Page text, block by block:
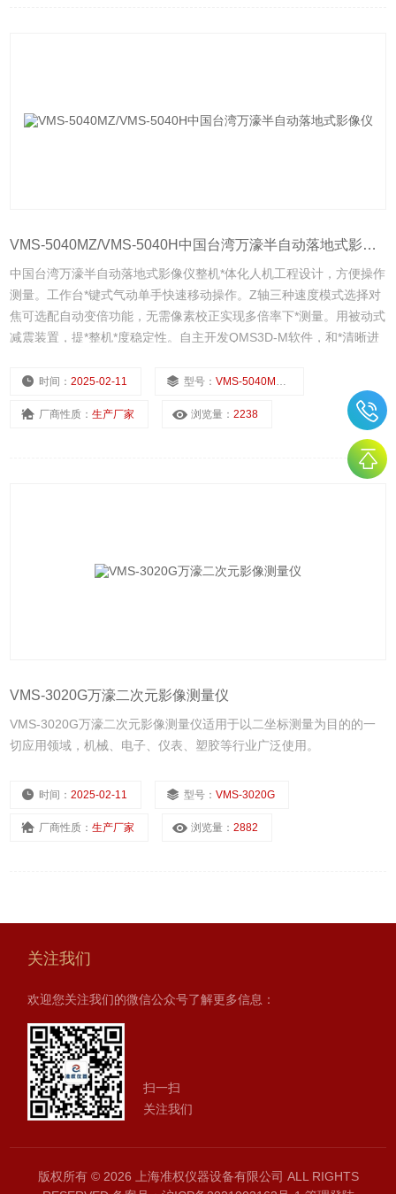
VMS-5040MZ/VMS-5040H中国台湾万濠半自动落地式影像仪
中国台湾万濠半自动落地式影像仪整机*体化人机工程设计，方便操作
测量。工作台*键式气动单手快速移动操作。Z轴三种速度模式选择对
焦可选配自动变倍功能，无需像素校正实现多倍率下*测量。用被动式
减震装置，提*整机*度稳定性。自主开发QMS3D-M软件，和*清晰进
适应复杂的工件测量。
时间：2025-02-11 型号：VMS-5040MZ/VMS-5040H
厂商性质：生产厂家 浏览量：2238
VMS-3020G万濠二次元影像测量仪
VMS-3020G万濠二次元影像测量仪适用于以二坐标测量为目的的一
切应用领域，机械、电子、仪表、塑胶等行业广泛使用。
时间：2025-02-11 型号：VMS-3020G
厂商性质：生产厂家 浏览量：2882
关注我们
欢迎您关注我们的微信公众号了解更多信息：
扫一扫
关注我们
版权所有 © 2026 上海准权仪器设备有限公司 ALL RIGHTS